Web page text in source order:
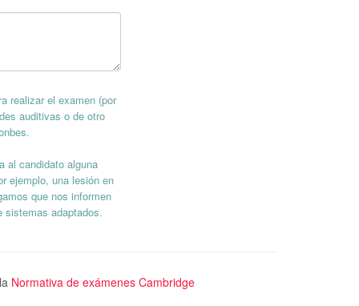
realizar el examen (por
auditivas o de otro
al candidato alguna
ejemplo, una lesión en
que nos informen
sistemas adaptados.
Normativa de exámenes Cambridge